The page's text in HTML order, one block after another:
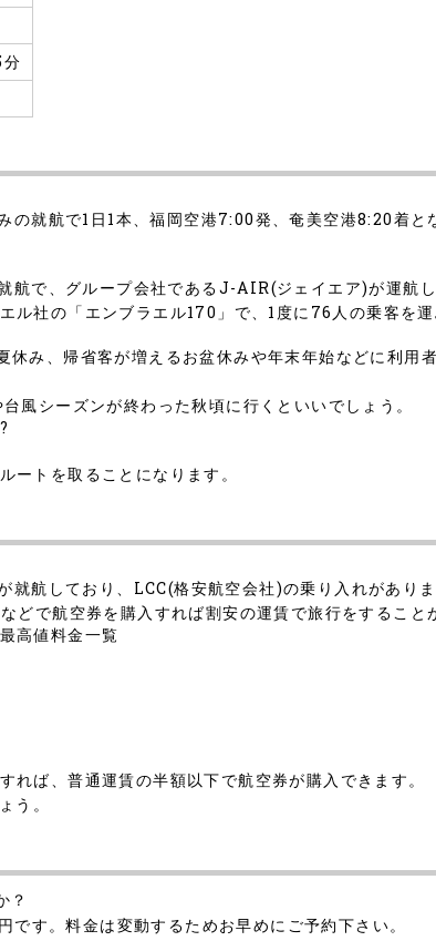
就航で1日1本、福岡空港7:00発、奄美空港8:20着と
で、グループ会社であるJ-AIR(ジェイエア)が運航し
社の「エンブラエル170」で、1度に76人の乗客を運
み、帰省客が増えるお盆休みや年末年始などに利用者
風シーズンが終わった秋頃に行くといいでしょう。
ートを取ることになります。
航しており、LCC(格安航空会社)の乗り入れがありま
で航空券を購入すれば割安の運賃で旅行をすること
高値料金一覧
ば、普通運賃の半額以下で航空券が購入できます。
う。
？
す。料金は変動するためお早めにご予約下さい。